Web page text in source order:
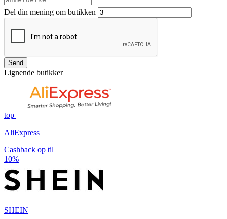
Del din mening om butikken
Send
Lignende butikker
top
AliExpress
Cashback op til
10%
SHEIN